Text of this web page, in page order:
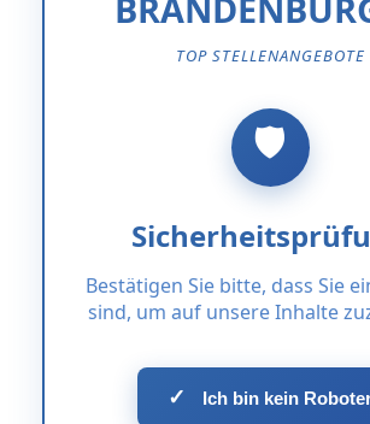
TOP STELLENANGEBOTE
Bestätigen Sie bitte, dass Sie
sind, um auf unsere Inhalte
✓ Ich bin kein